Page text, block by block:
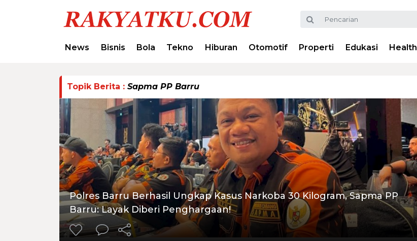
News Bisnis Bola Tekno Hiburan Otomotif Properti Edukasi Health
Topik Berita : Sapma PP Barru
Polres Barru Berhasil Ungkap Kasus Narkoba 30 Kilogram, Sapma PP
Barru: Layak Diberi Penghargaan!